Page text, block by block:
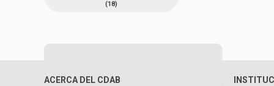
(18)
ACERCA DEL CDAB